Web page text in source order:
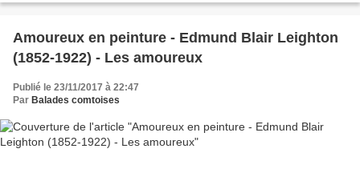
Amoureux en peinture - Edmund Blair Leighton
(1852-1922) - Les amoureux
Publié le 23/11/2017 à 22:47
Par Balades comtoises